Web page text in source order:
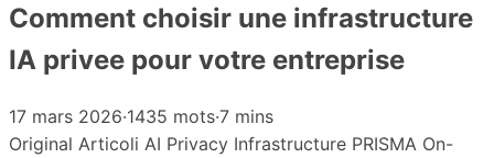
Comment choisir une infrastructure
IA privee pour votre entreprise
17 mars 2026·1435 mots·7 mins
Original Articoli AI Privacy Infrastructure PRISMA On-